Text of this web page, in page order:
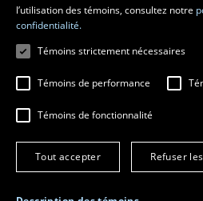
© 2026 Université Laval
Conditions
Fraude en
l’utilisation des témoins, consultez notre
confidentialité.
Témoins strictement nécessaires
Témoins de performance
Témoins de fonctionnalité
Tout accepter Refuser